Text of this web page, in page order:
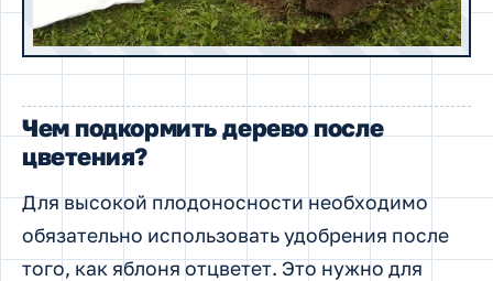
Чем подкормить дерево после
цветения?
Для высокой плодоносности необходимо
обязательно использовать удобрения после
того, как яблоня отцветет. Это нужно для